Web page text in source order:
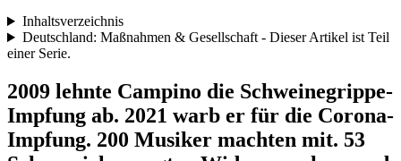
Inhaltsverzeichnis
Deutschland: Maßnahmen & Gesellschaft - Dieser Artikel ist Teil
einer Serie.
2009 lehnte Campino die Schweinegrippe-
Impfung ab. 2021 warb er für die Corona-
Impfung. 200 Musiker machten mit. 53